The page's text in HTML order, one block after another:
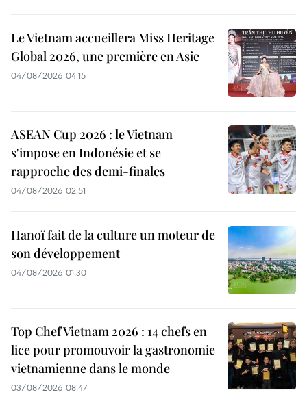
Le Vietnam accueillera Miss Heritage
Global 2026, une première en Asie
04/08/2026 04:15
ASEAN Cup 2026 : le Vietnam
s'impose en Indonésie et se
rapproche des demi-finales
04/08/2026 02:51
Hanoï fait de la culture un moteur de
son développement
04/08/2026 01:30
Top Chef Vietnam 2026 : 14 chefs en
lice pour promouvoir la gastronomie
vietnamienne dans le monde
03/08/2026 08:47